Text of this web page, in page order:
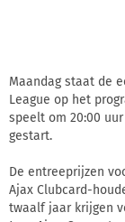
Maandag staat de
League op het
speelt om 20:00
gestart.
De entreeprijzen
Ajax Clubcard-
twaalf jaar krijgen